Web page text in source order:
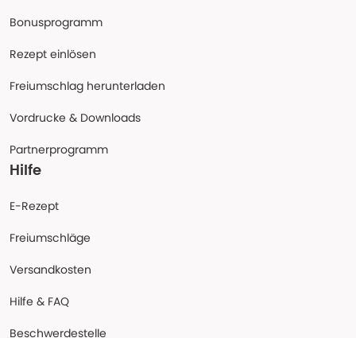
Bonusprogramm
Rezept einlösen
Freiumschlag herunterladen
Vordrucke & Downloads
Partnerprogramm
Hilfe
E-Rezept
Freiumschläge
Versandkosten
Hilfe & FAQ
Beschwerdestelle